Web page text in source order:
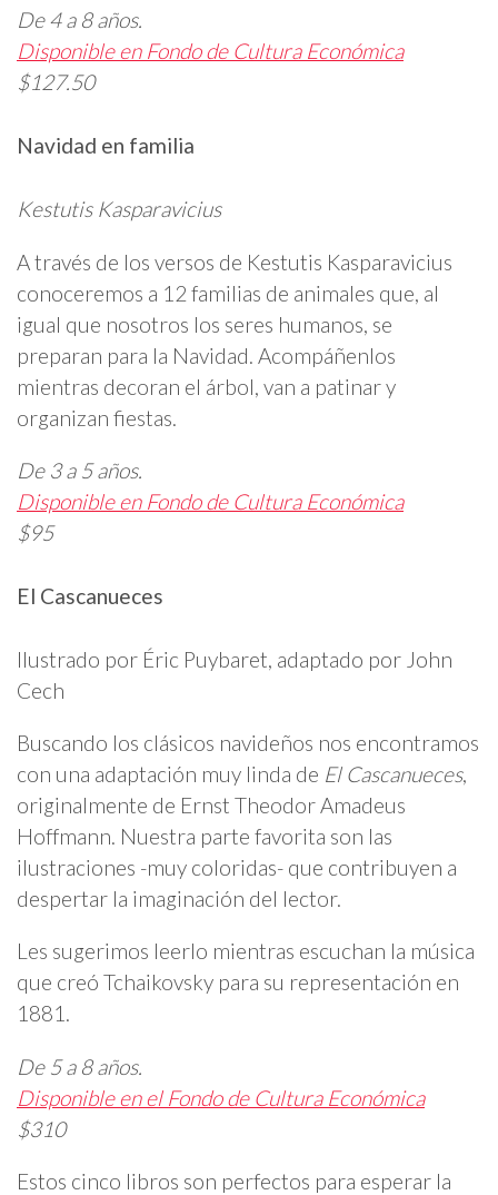
De 4 a 8 años.
Disponible en Fondo de Cultura Económica
$127.50
Navidad en familia
Kestutis Kasparavicius
A través de los versos de Kestutis Kasparavicius
conoceremos a 12 familias de animales que, al
igual que nosotros los seres humanos, se
preparan para la Navidad. Acompáñenlos
mientras decoran el árbol, van a patinar y
organizan fiestas.
De 3 a 5 años.
Disponible en Fondo de Cultura Económica
$95
El Cascanueces
Ilustrado por Éric Puybaret, adaptado por John
Cech
Buscando los clásicos navideños nos encontramos
con una adaptación muy linda de El Cascanueces,
originalmente de Ernst Theodor Amadeus
Hoffmann. Nuestra parte favorita son las
ilustraciones -muy coloridas- que contribuyen a
despertar la imaginación del lector.
Les sugerimos leerlo mientras escuchan la música
que creó Tchaikovsky para su representación en
1881.
De 5 a 8 años.
Disponible en el Fondo de Cultura Económica
$310
Estos cinco libros son perfectos para esperar la